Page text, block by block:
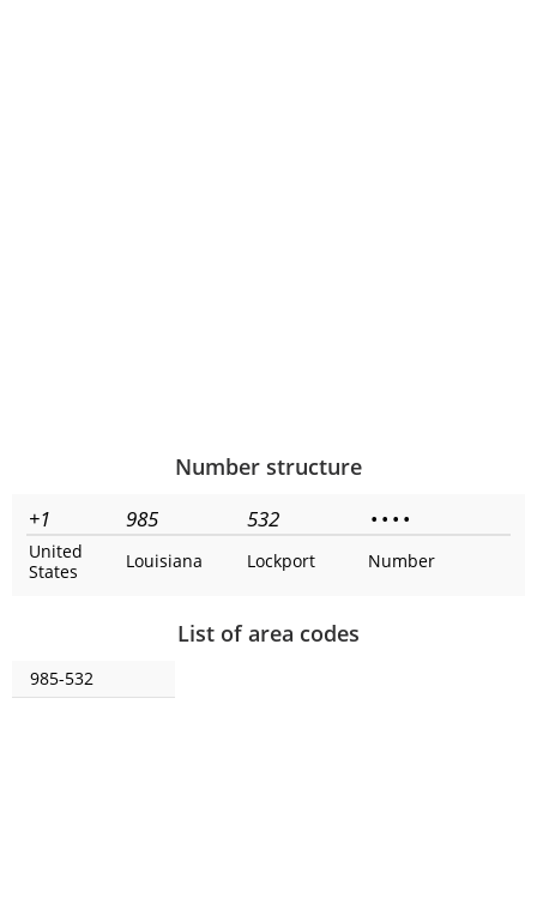
Number structure
+1 985 532 • • • •
United
States
Louisiana Lockport Number
List of area codes
985-532